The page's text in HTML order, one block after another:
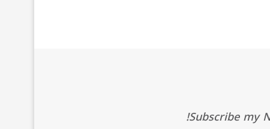
Subscribe my